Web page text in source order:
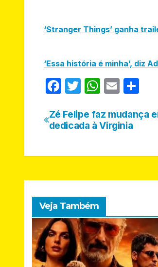
‘Stranger Things’ ganha
‘Essa história é minha’, diz
F
c
e
o
k
T
itt
er
W
at
s
p
E
ail ar
Navegação
Post
Zé Felipe faz mudança
dedicada à Virginia
Veja Também